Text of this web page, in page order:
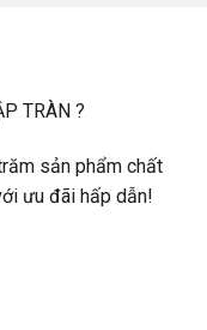
TRÀN ?
sản phẩm chất
ưu đãi hấp dẫn!